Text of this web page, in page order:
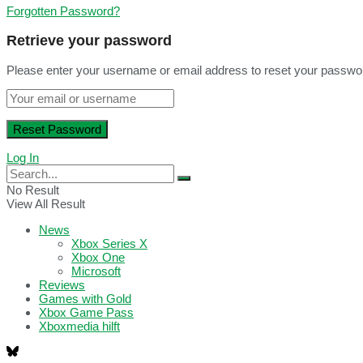
Forgotten Password?
Retrieve your password
Please enter your username or email address to reset your
Log In
No Result
View All Result
News
Xbox Series X
Xbox One
Microsoft
Reviews
Games with Gold
Xbox Game Pass
Xboxmedia hilft